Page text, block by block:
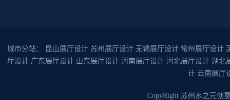
城市分站： 昆山展厅设计 苏州展厅设计 无锡展厅设计 常州展厅设计
厅设计 广东展厅设计 山东展厅设计 河南展厅设计 河北展厅设计 湖北
计 云南展厅
CopyRight 苏州水之元创